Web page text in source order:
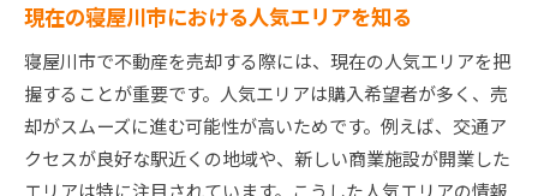
現在の寝屋川市における人気エリアを知る
寝屋川市で不動産を売却する際には、現在の人気エリアを把
握することが重要です。人気エリアは購入希望者が多く、売
却がスムーズに進む可能性が高いためです。例えば、交通ア
クセスが良好な駅近くの地域や、新しい商業施設が開業した
エリアは特に注目されています。こうした人気エリアの情報